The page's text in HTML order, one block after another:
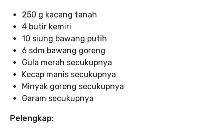
250 g kacang tanah
4 butir kemiri
10 siung bawang putih
6 sdm bawang goreng
Gula merah secukupnya
Kecap manis secukupnya
Minyak goreng secukupnya
Garam secukupnya
Pelengkap: